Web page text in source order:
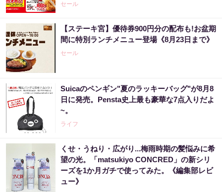
セール
【ステーキ宮】優待券900円分の配布も!お盆期
間に特別ランチメニュー登場《8月23日まで》
セール
Suicaのペンギン"夏のラッキーバッグ"が8月8
日に発売。Pensta史上最も豪華な7点入りだよ
~。
ライフ
くせ・うねり・広がり...梅雨時期の髪悩みに希
望の光。「matsukiyo CONCRED」の新シリ
ーズを1か月ガチで使ってみた。《編集部レビ
ュー》